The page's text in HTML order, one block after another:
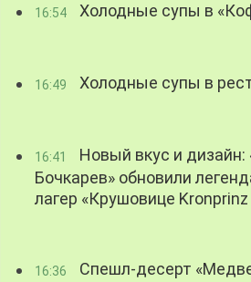
16:54 Холодные супы в
16:49 Холодные супы в
16:41
Новый вкус и дизайн:
Бочкарев» обновили
лагер «Крушовице Kronprinz
16:36 Спешл-десерт